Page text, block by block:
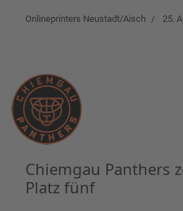
Onlineprinters Neustadt/Aisch 25.
Chiemgau Panthers
Platz fünf